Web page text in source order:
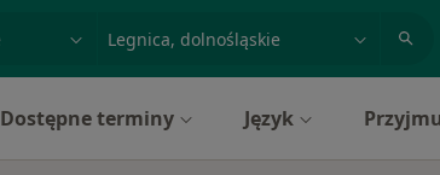
miasto lub dzielnica
Dostępne terminy Język